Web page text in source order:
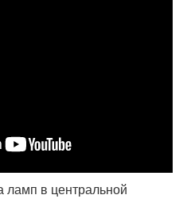
ламп в центральной